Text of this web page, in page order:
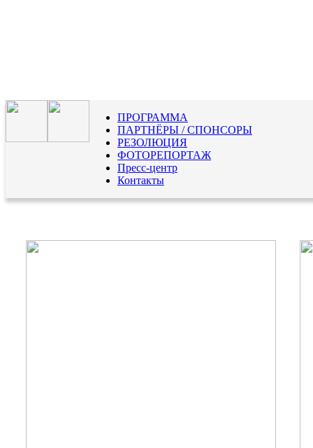
ПРОГРАММА
ПАРТНЁРЫ / СПОНСОРЫ
РЕЗОЛЮЦИЯ
ФОТОРЕПОРТАЖ
Пресс-центр
Контакты